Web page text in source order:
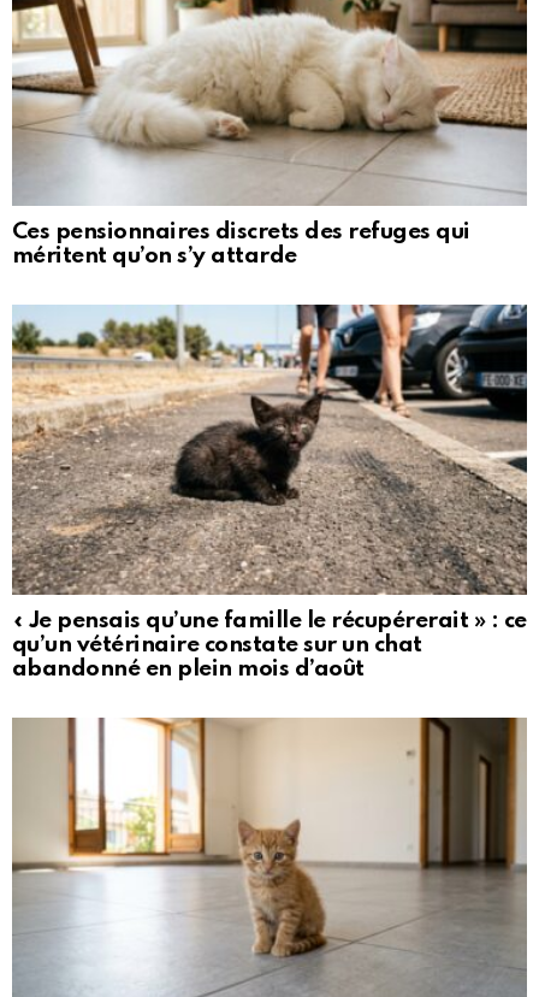
Ces pensionnaires discrets des refuges qui
méritent qu’on s’y attarde
« Je pensais qu’une famille le récupérerait » : ce
qu’un vétérinaire constate sur un chat
abandonné en plein mois d’août